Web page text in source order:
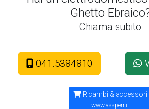
Ghetto Ebraico?
Chiama subito
041.5384810
Ricambi & accessori
www.assperr.it